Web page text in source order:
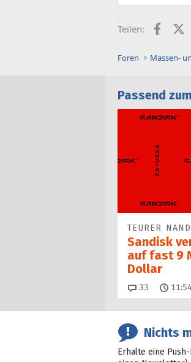
Teilen:
Foren Massen-
Passend
TEURER NAND
Sandisk
auf fast 9
Dollar
33 11:54
Nichts
Erhalte eine